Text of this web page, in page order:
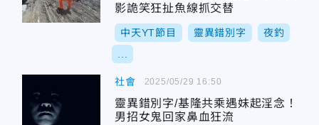
影詭笑狂扯魚線抓交替
中天YT節目 靈異錯別字 夜釣
社會
靈異錯別字/基隆共乘遇妹起淫念！
男招女鬼回家鼻血狂流
2025/05/29 16:50